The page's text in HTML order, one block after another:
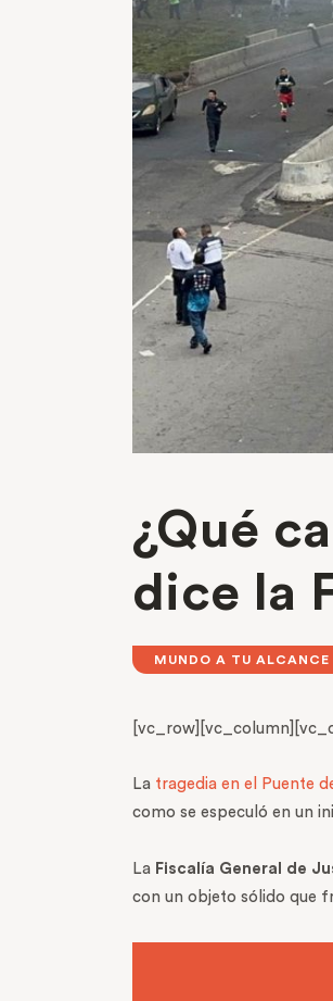
¿Qué
dice la
MUNDO A TU ALCANCE
La tragedia en el Puente
como se especuló en un
La Fiscalía General de
con un objeto sólido que